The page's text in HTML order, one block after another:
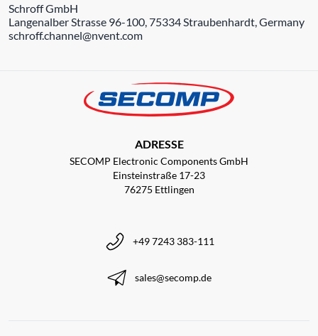
Schroff GmbH
Langenalber Strasse 96-100, 75334 Straubenhardt, Germany
schroff.channel@nvent.com
ADRESSE
SECOMP Electronic Components GmbH
Einsteinstraße 17-23
76275 Ettlingen
+49 7243 383-111
sales@secomp.de